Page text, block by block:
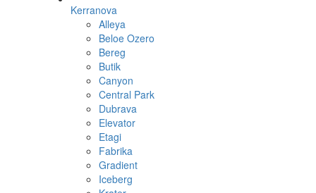
Kerranova
Alleya
Beloe Ozero
Bereg
Butik
Canyon
Central Park
Dubrava
Elevator
Etagi
Fabrika
Gradient
Iceberg